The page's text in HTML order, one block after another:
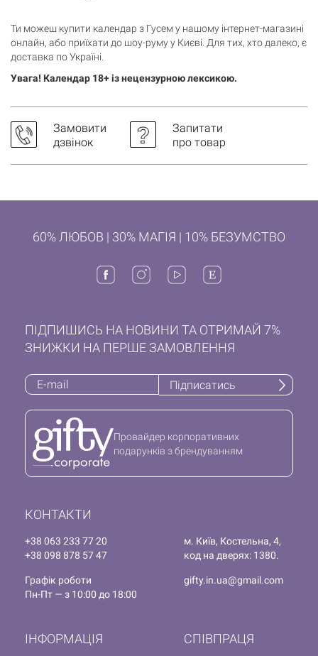
Ти можеш купити календар з Гусем у нашому інтернет-магазині
онлайн, або приїхати до шоу-руму у Києві. Для тих, хто далеко, є
доставка по Україні.
Увага! Календар 18+ із нецензурною лексикою.
Замовити
дзвінок
Запитати
про товар
60% ЛЮБОВ | 30% МАГІЯ | 10% БЕЗУМСТВО
КОНТАКТИ
+38 063 233 77 20
+38 098 878 57 47
м. Київ, Костельна, 4,
код на дверях: 1380.
Графік роботи
Пн-Пт — з 10:00 до 18:00
gifty.in.ua@gmail.com
СПІВПРАЦЯ
ІНФОРМАЦІЯ
ПІДПИШИСЬ НА НОВИНИ ТА ОТРИМАЙ 7%
ЗНИЖКИ НА ПЕРШЕ ЗАМОВЛЕННЯ
Підписатись
Провайдер корпоративних
подарунків з брендуванням